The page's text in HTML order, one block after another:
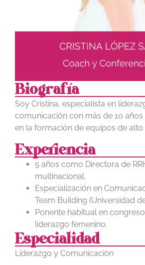
Biografía
Soy Cristina, especialista en
comunicación con más de 10 años
en la formación de equipos de alto
Experiencia
5 años como Directora de
multinacional.
Especialización en
Team Building (Universidad
Ponente habitual en
liderazgo femenino.
Especialidad
Liderazgo y Comunicación